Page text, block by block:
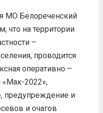
МО Белореченский
что на территории
–
проводится
оперативно –
«Мак-2022»,
предупреждение и
и очагов